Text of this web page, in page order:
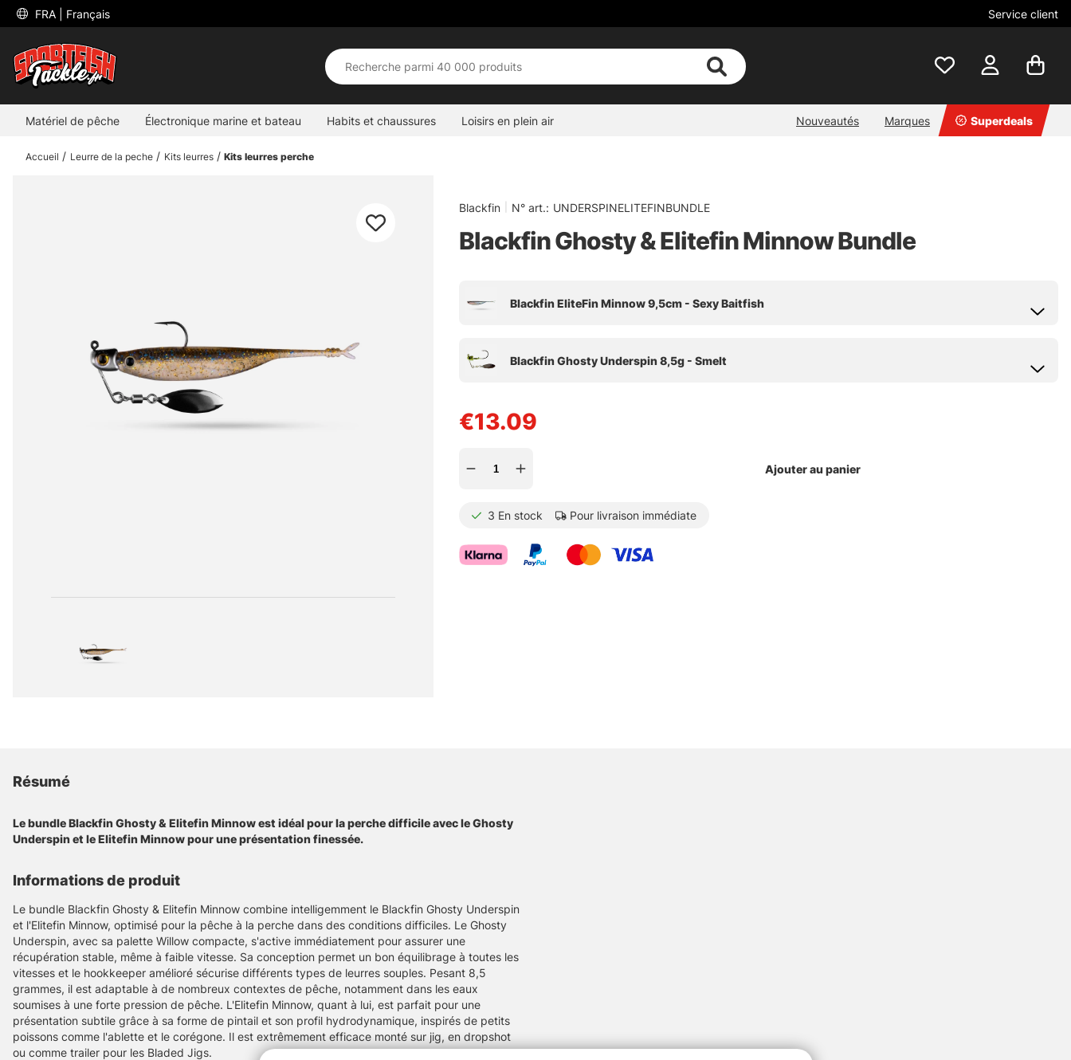
FRA | Français Service client
Matériel de pêche Électronique marine et bateau Habits et chaussures Loisirs en plein air Nouveautés Marques Superdeals
Accueil Leurre de la peche Kits leurres Kits leurres perche
Blackfin N° art.: UNDERSPINELITEFINBUNDLE
Blackfin Ghosty & Elitefin Minnow Bundle
€13.09
Ajouter au panier
3 En stock Pour livraison immédiate
Résumé
Le bundle Blackfin Ghosty & Elitefin Minnow est idéal pour la perche difficile avec le Ghosty
Underspin et le Elitefin Minnow pour une présentation finessée.
Informations de produit
Le bundle Blackfin Ghosty & Elitefin Minnow combine intelligemment le Blackfin Ghosty Underspin
et l'Elitefin Minnow, optimisé pour la pêche à la perche dans des conditions difficiles. Le Ghosty
Underspin, avec sa palette Willow compacte, s'active immédiatement pour assurer une
récupération stable, même à faible vitesse. Sa conception permet un bon équilibrage à toutes les
vitesses et le hookkeeper amélioré sécurise différents types de leurres souples. Pesant 8,5
grammes, il est adaptable à de nombreux contextes de pêche, notamment dans les eaux
soumises à une forte pression de pêche. L'Elitefin Minnow, quant à lui, est parfait pour une
présentation subtile grâce à sa forme de pintail et son profil hydrodynamique, inspirés de petits
poissons comme l'ablette et le corégone. Il est extrêmement efficace monté sur jig, en dropshot
ou comme trailer pour les Bladed Jigs.